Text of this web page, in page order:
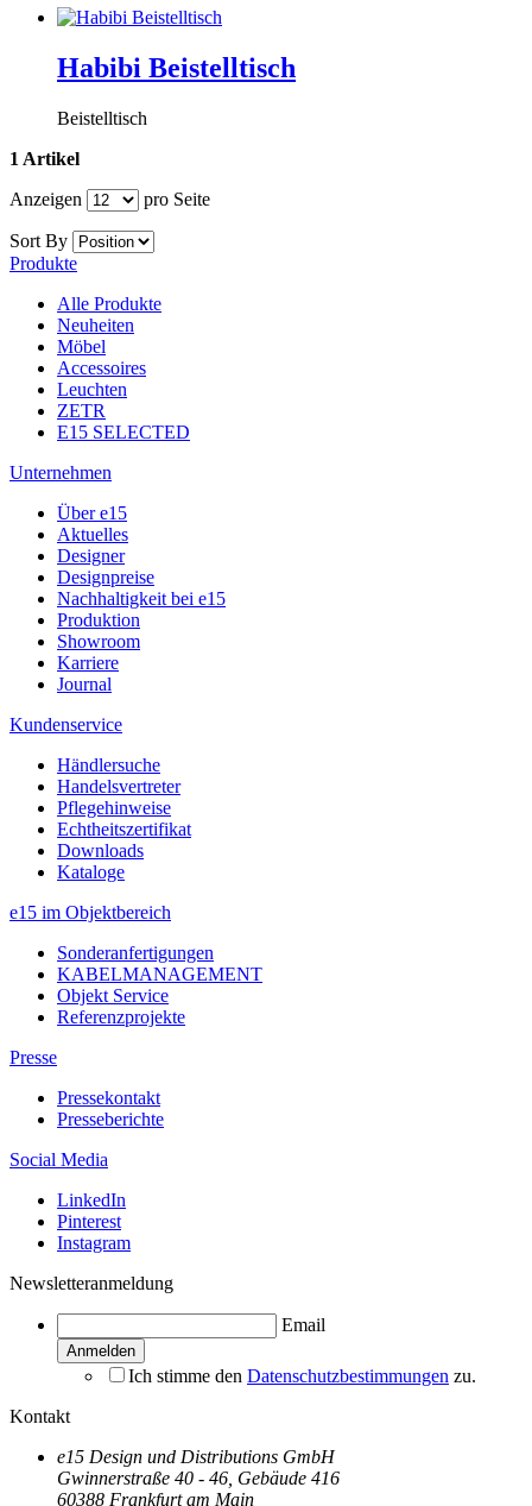
Habibi Beistelltisch
Beistelltisch
1 Artikel
Anzeigen
pro Seite
Sort By
Produkte
Alle Produkte
Neuheiten
Möbel
Accessoires
Leuchten
ZETR
E15 SELECTED
Unternehmen
Über e15
Aktuelles
Designer
Designpreise
Nachhaltigkeit bei e15
Produktion
Showroom
Karriere
Journal
Kundenservice
Händlersuche
Handelsvertreter
Pflegehinweise
Echtheitszertifikat
Downloads
Kataloge
e15 im Objektbereich
Sonderanfertigungen
KABELMANAGEMENT
Objekt Service
Referenzprojekte
Presse
Pressekontakt
Presseberichte
Social Media
LinkedIn
Pinterest
Instagram
Newsletteranmeldung
Email
Ich stimme den Datenschutzbestimmungen zu.
Kontakt
e15 Design und Distributions GmbH
Gwinnerstraße 40 - 46, Gebäude 416
60388 Frankfurt am Main